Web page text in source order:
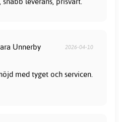
Unnerby 2026-04-10
med tyget och servicen.